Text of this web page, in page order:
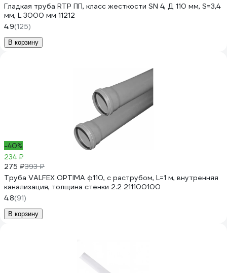
Гладкая труба RTP ПП, класс жесткости SN 4, Д 110 мм, S=3,4
мм, L 3000 мм 11212
4.9(125)
В корзину
-40%
234 ₽
275 ₽393 ₽
Труба VALFEX OPTIMA ф110, с раструбом, L=1 м, внутренняя
канализация, толщина стенки 2.2 211100100
4.8(91)
В корзину